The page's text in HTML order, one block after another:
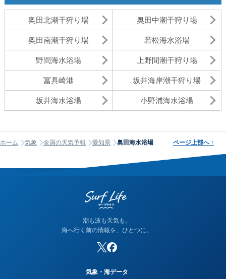
奥田北潮干狩り場 奥田中潮干狩り場
奥田南潮干狩り場 若松海水浴場
野間海水浴場 上野間潮干狩り場
冨具崎港 坂井海岸潮干狩り場
坂井海水浴場 小野浦海水浴場
ホーム 気象 全国の天気予報 愛知県 奥田海水浴場 ページ上部へ ↑
潮も波も天気も。
海へ行く前の情報を、ひとつに。
気象・海データ